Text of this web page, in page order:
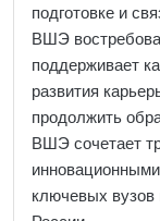
подготовке и
ВШЭ
поддерживает
развития
продолжить
ВШЭ сочетает
ключевых вузов